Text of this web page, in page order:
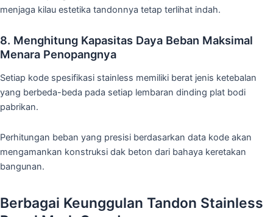
menjaga kilau estetika tandonnya tetap terlihat indah.
8. Menghitung Kapasitas Daya Beban Maksimal
Menara Penopangnya
Setiap kode spesifikasi stainless memiliki berat jenis ketebalan
yang berbeda-beda pada setiap lembaran dinding plat bodi
pabrikan.
Perhitungan beban yang presisi berdasarkan data kode akan
mengamankan konstruksi dak beton dari bahaya keretakan
bangunan.
Berbagai Keunggulan Tandon Stainless